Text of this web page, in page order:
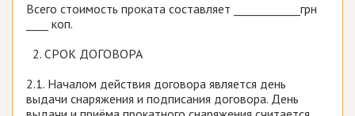
Всего стоимость проката составляет ____________грн
____ коп.
2. СРОК ДОГОВОРА
2.1. Началом действия договора является день
выдачи снаряжения и подписания договора. День